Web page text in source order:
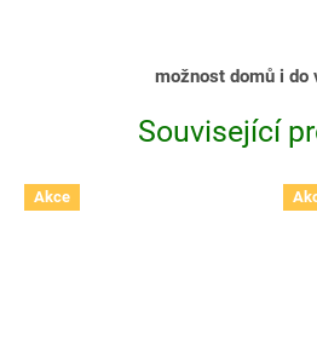
možnost domů i do
Související
Akce